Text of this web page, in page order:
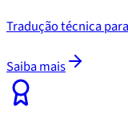
Tradução técnica
Saiba mais